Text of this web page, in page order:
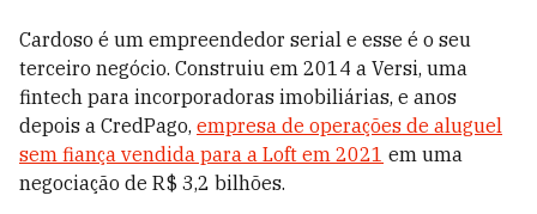
Cardoso é um empreendedor serial e esse é o seu
terceiro negócio. Construiu em 2014 a Versi, uma
fintech para incorporadoras imobiliárias, e anos
depois a CredPago, empresa de operações de aluguel
sem fiança vendida para a Loft em 2021 em uma
negociação de R$ 3,2 bilhões.